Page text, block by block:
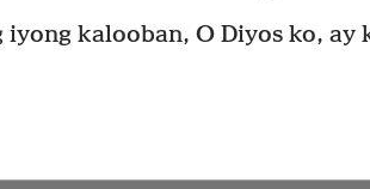
iyong kalooban, O Diyos ko,